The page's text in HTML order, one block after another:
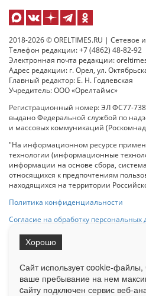
2018-2026 © ORELTIMES.RU | Сетевое
Телефон редакции: +7 (4862) 48-82-92
Электронная почта редакции:
Адрес редакции: г. Орел, ул.
Главный редактор: Е. Н. Годлевская
Учредитель: ООО «Орелтаймс»
Регистрационный номер: ЭЛ ФС77-
выдано Федеральной службой по
и массовых коммуникаций
"На информационном ресурсе
технологии (информационные
информации на основе сбора,
относящихся к предпочтениям
находящихся на территории
Политика конфиденциальности
Согласие на обработку персональных
на Сетевое издание «ОрелТаймс»
Ограниченная статистика
Сайт использует cookie-файлы,
ваше пребывание на нем
cайту подключен сервис веб-
Хорошо